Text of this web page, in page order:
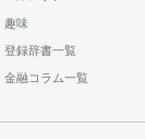
趣味
登録辞書一覧
金融コラム一覧